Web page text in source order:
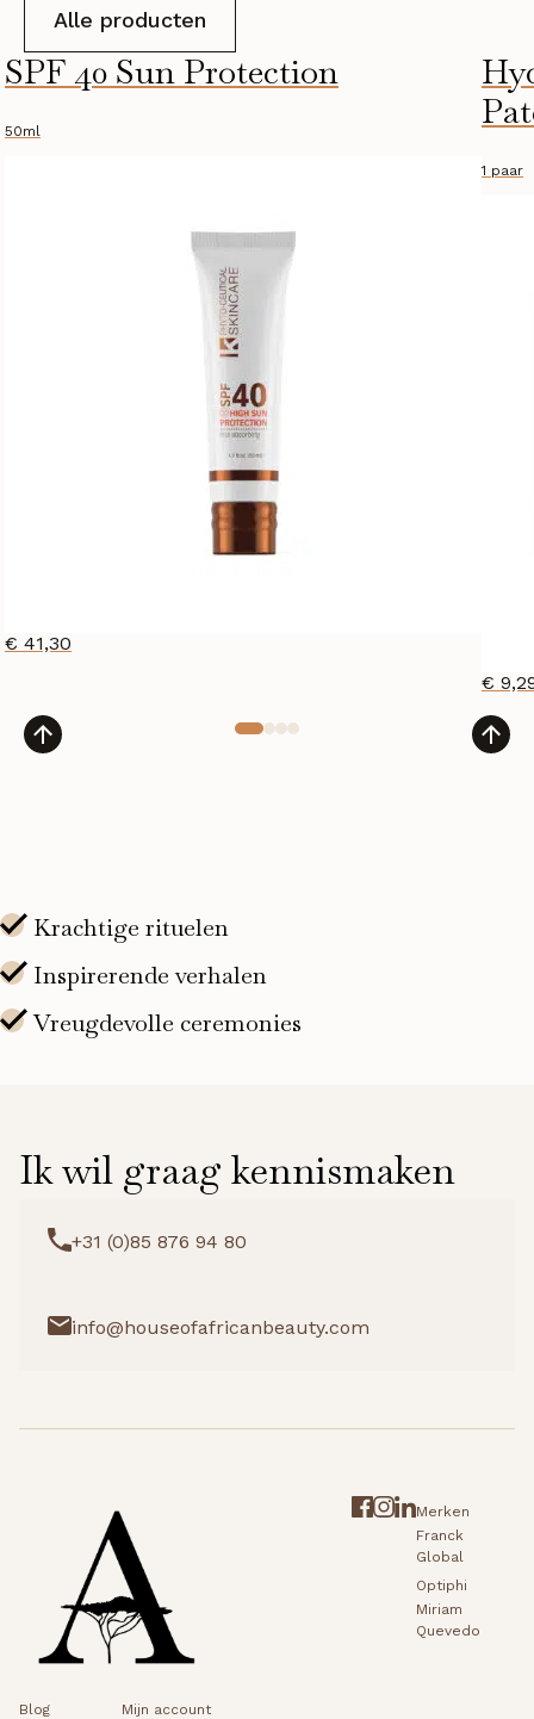
Alle producten
SPF 40 Sun Protection
50ml
€ 41,30
1 paar
€
Ik wil graag kennismaken
+31 (0)85 876 94 80
info@houseofafricanbeauty.com
Merken
Franck
Global
Optiphi
Miriam
Quevedo
Blog Mijn account